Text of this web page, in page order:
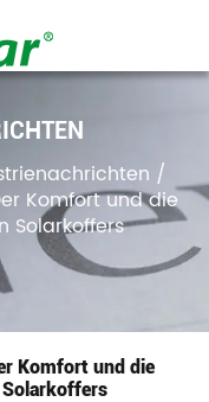
/
Komfort und die
Solarkoffers
Komfort und die